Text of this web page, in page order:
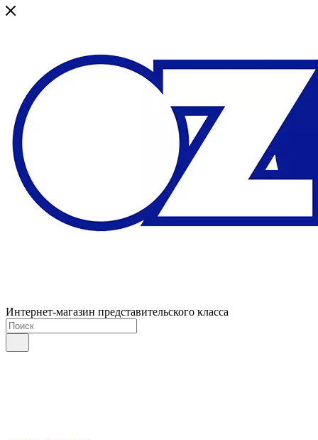
Интернет-магазин представительского класса